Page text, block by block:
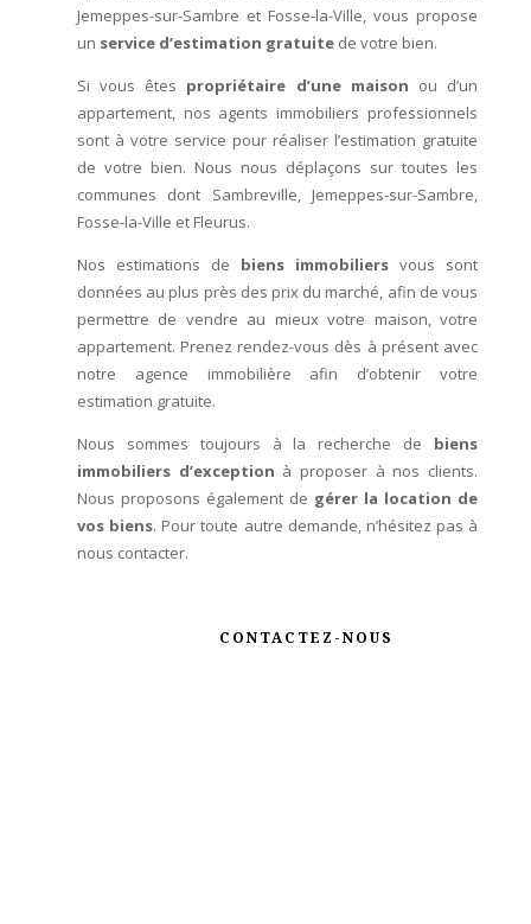
Jemeppes-sur-Sambre et Fosse-la-Ville, vous propose
un service d’estimation gratuite de votre bien.
Si vous êtes propriétaire d’une maison ou d’un
appartement, nos agents immobiliers professionnels
sont à votre service pour réaliser l’estimation gratuite
de votre bien. Nous nous déplaçons sur toutes les
communes dont Sambreville, Jemeppes-sur-Sambre,
Fosse-la-Ville et Fleurus.
Nos estimations de biens immobiliersvous sont
données au plus près des prix du marché, afin de vous
permettre de vendre au mieux votre maison, votre
appartement. Prenez rendez-vous dès à présent avec
notre agence immobilière afin d’obtenir votre
estimation gratuite.
Nous sommes toujours à la recherche de biens
immobiliers d’exception à proposer à nos clients.
Nous proposons également de gérer la location de
vos biens. Pour toute autre demande, n’hésitez pas à
nous contacter.
CONTACTEZ-NOUS